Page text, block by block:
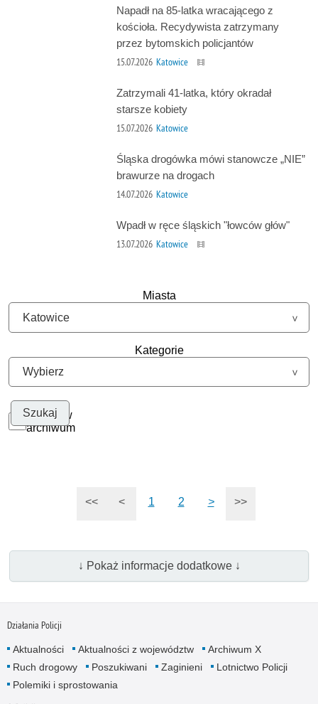
Napadł na 85-latka wracającego z
kościoła. Recydywista zatrzymany
przez bytomskich policjantów
15.07.2026 Katowice
Zatrzymali 41-latka, który okradał
starsze kobiety
15.07.2026 Katowice
Śląska drogówka mówi stanowcze „NIE”
brawurze na drogach
14.07.2026 Katowice
Wpadł w ręce śląskich "łowców głów"
13.07.2026 Katowice
Miasta
Kategorie
Szukaj w
archiwum
<< < 1 2 > >>
↓ Pokaż informacje dodatkowe ↓
Działania Policji
Aktualności Aktualności z województw
Archiwum X
Ruch drogowy
Poszukiwani Zaginieni
Lotnictwo Policji
Polemiki i sprostowania